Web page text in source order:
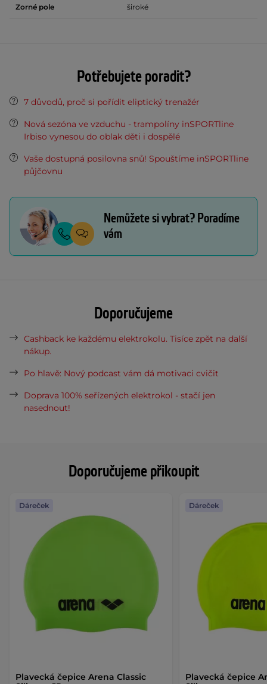
Doporučujeme přikoupit
Plavecká čepice Arena Classic
Dáreček
Plavecká čepice
Dáreček
Zorné pole široké
Potřebujete poradit?
7 důvodů, proč si pořídit eliptický trenažér
Nová sezóna ve vzduchu - trampolíny inSPORTline
Irbiso vynesou do oblak děti i dospělé
Vaše dostupná posilovna snů! Spouštíme inSPORTline
půjčovnu
Nemůžete si vybrat? Poradíme
vám
Doporučujeme
Cashback ke každému elektrokolu. Tisíce zpět na další
nákup.
Po hlavě: Nový podcast vám dá motivaci cvičit
Doprava 100% seřízených elektrokol - stačí jen
nasednout!